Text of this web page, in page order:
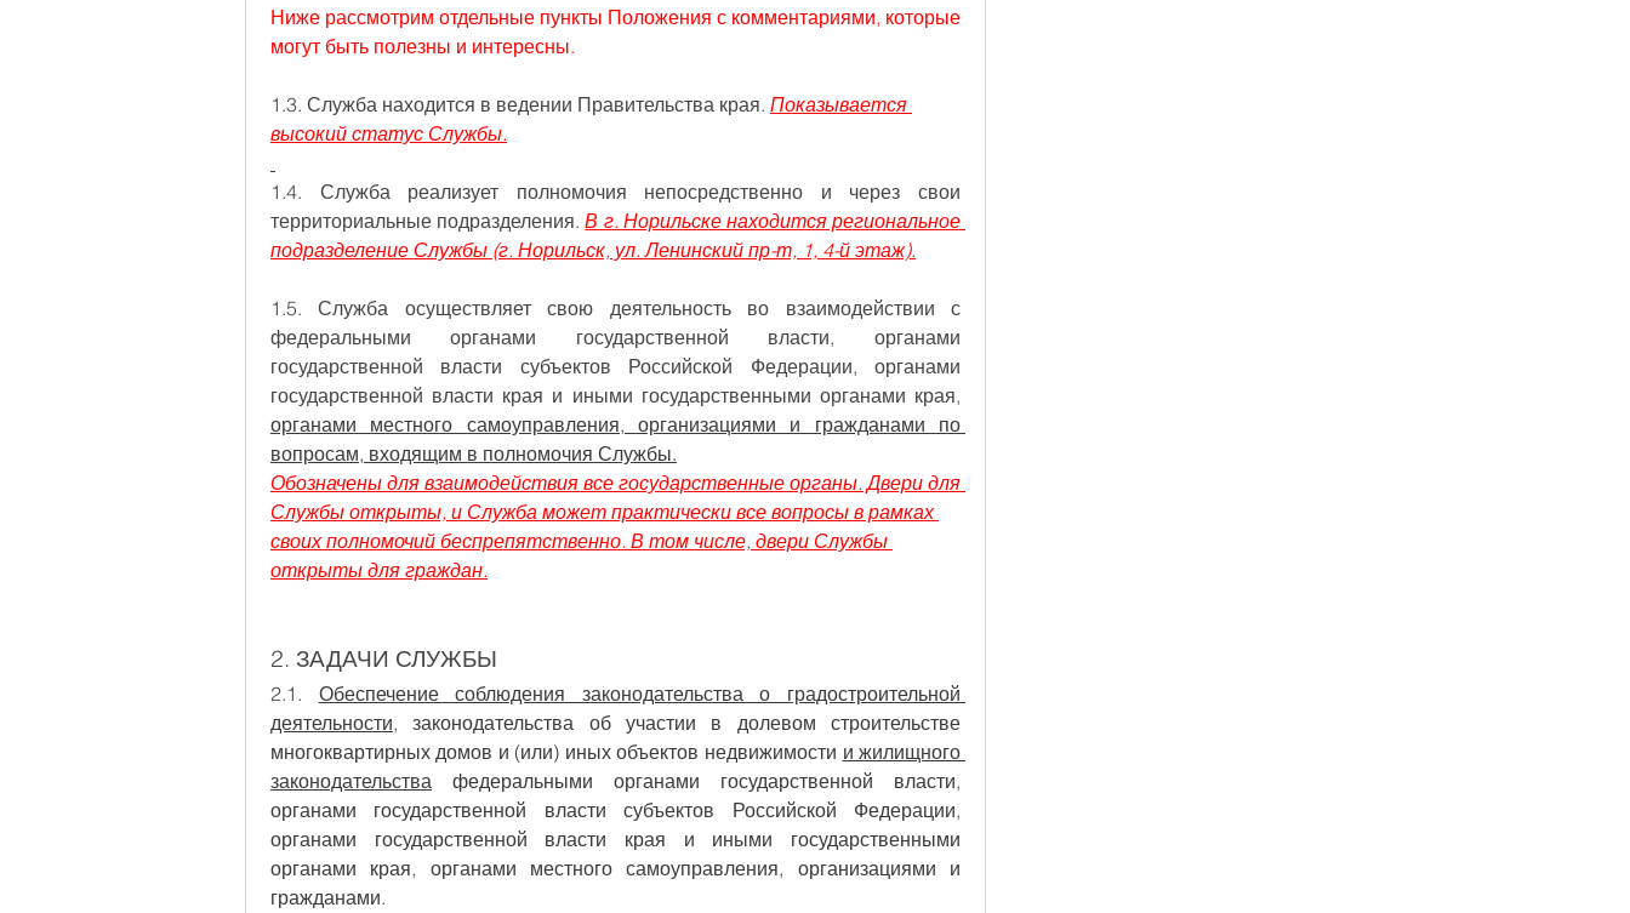
Ниже рассмотрим отдельные пункты Положения с комментариями, которые
могут быть полезны и интересны.
1.3. Служба находится в ведении Правительства края. Показывается
высокий статус Службы.
1.4. Служба реализует полномочия непосредственно и через свои
территориальные подразделения. В г. Норильске находится региональное
подразделение Службы (г. Норильск, ул. Ленинский пр-т, 1, 4-й этаж).
1.5. Служба осуществляет свою деятельность во взаимодействии с
федеральными органами государственной власти, органами
государственной власти субъектов Российской Федерации, органами
органами местного самоуправления, организациями и гражданами по
вопросам, входящим в полномочия Службы.
Обозначены для взаимодействия все государственные органы. Двери для
Службы открыты, и Служба может практически все вопросы в рамках
своих полномочий беспрепятственно. В том числе, двери Службы
открыты для граждан.
2. ЗАДАЧИ СЛУЖБЫ
2.1. Обеспечение соблюдения законодательства о градостроительной
деятельности, законодательства об участии в долевом строительстве
многоквартирных домов и (или) иных объектов недвижимости и жилищного
законодательства федеральными органами государственной власти,
органами государственной власти субъектов Российской Федерации,
органами государственной власти края и иными государственными
органами края, органами местного самоуправления, организациями и
гражданами.